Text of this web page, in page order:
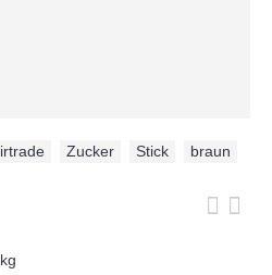
Zucker Stick braun